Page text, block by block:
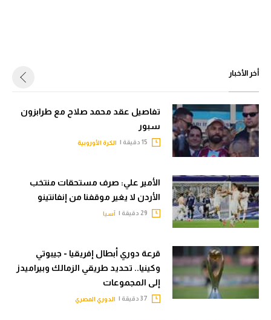
أخر الأخبار
تفاصيل عقد محمد صلاح مع طرابزون
سبور
الكرة الأوروبية
الأمير علي: صرف مستحقات منتخب
الأردن لا يغير موقفنا من إنفانتينو
آسيا
قرعة دوري أبطال إفريقيا - جيبوتي
وكينيا.. تحديد طريقي الزمالك وبيراميدز
إلى المجموعات
الدوري المصري